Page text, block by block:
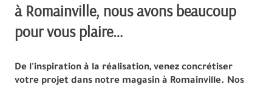
à Romainville, nous avons beaucoup
pour vous plaire…
De l'inspiration à la réalisation, venez concrétiser
votre projet dans notre magasin à Romainville. Nos